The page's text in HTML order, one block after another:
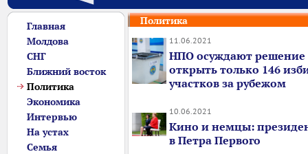
Главная
Молдова
СНГ
Ближний восток
Политика
Экономика
Интервью
На устах
Семья
Политика
11.06.2021
НПО осуждают
открыть только 146
участков за рубежом
10.06.2021
Кино и немцы:
в Петра Первого